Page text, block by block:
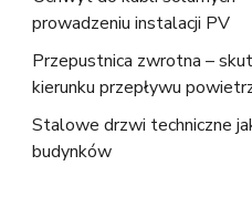
prowadzeniu instalacji PV
Przepustnica zwrotna –
kierunku przepływu
Stalowe drzwi techniczne
budynków